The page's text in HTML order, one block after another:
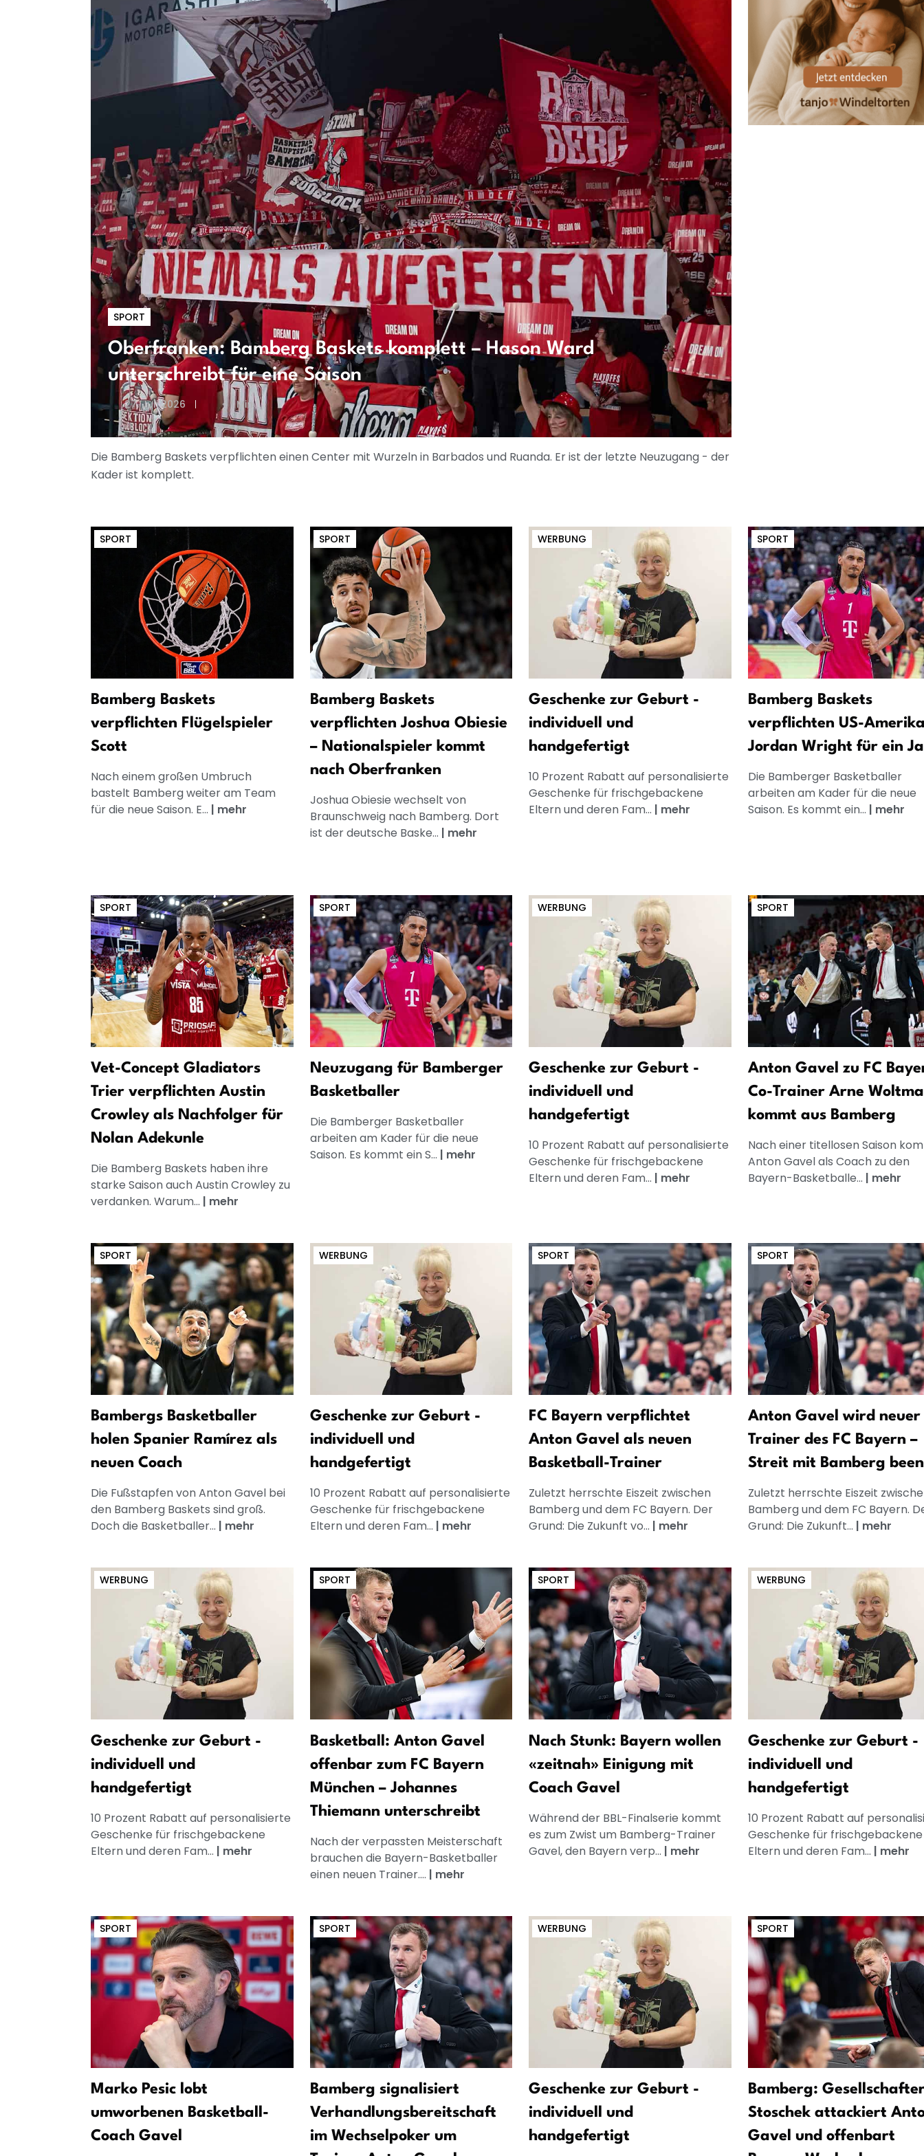
SPORT
Oberfranken: Bamberg Baskets komplett – Hason Ward
unterschreibt für eine Saison
27. Juli 2026 < 1 Min
Die Bamberg Baskets verpflichten einen Center mit Wurzeln in Barbados und Ruanda. Er ist der letzte Neuzugang - der
Kader ist komplett.
SPORT
Bamberg Baskets
verpflichten Flügelspieler
Scott
Nach einem großen Umbruch
bastelt Bamberg weiter am Team
für die neue Saison. E... | mehr
SPORT
Bamberg Baskets
verpflichten Joshua Obiesie
– Nationalspieler kommt
nach Oberfranken
Joshua Obiesie wechselt von
Braunschweig nach Bamberg. Dort
ist der deutsche Baske... | mehr
WERBUNG
Geschenke zur Geburt -
individuell und
handgefertigt
10 Prozent Rabatt auf personalisierte
Geschenke für frischgebackene
Eltern und deren Fam... | mehr
SPORT
Bamberg Baskets
verpflichten US-
Jordan Wright für ein
Die Bamberger Basketballer
arbeiten am Kader für die neue
Saison. Es kommt ein... | mehr
SPORT
Vet-Concept Gladiators
Trier verpflichten Austin
Crowley als Nachfolger für
Nolan Adekunle
Die Bamberg Baskets haben ihre
starke Saison auch Austin Crowley zu
verdanken. Warum... | mehr
SPORT
Neuzugang für Bamberger
Basketballer
Die Bamberger Basketballer
arbeiten am Kader für die neue
Saison. Es kommt ein S... | mehr
WERBUNG
Geschenke zur Geburt -
individuell und
handgefertigt
10 Prozent Rabatt auf personalisierte
Geschenke für frischgebackene
Eltern und deren Fam... | mehr
SPORT
Anton Gavel zu FC
Co-Trainer Arne
kommt aus Bamberg
Nach einer titellosen Saison
Anton Gavel als Coach zu den
Bayern-Basketballe... | mehr
SPORT
Bambergs Basketballer
holen Spanier Ramírez als
neuen Coach
Die Fußstapfen von Anton Gavel bei
den Bamberg Baskets sind groß.
Doch die Basketballer... | mehr
WERBUNG
Geschenke zur Geburt -
individuell und
handgefertigt
10 Prozent Rabatt auf personalisierte
Geschenke für frischgebackene
Eltern und deren Fam... | mehr
SPORT
FC Bayern verpflichtet
Anton Gavel als neuen
Basketball-Trainer
Zuletzt herrschte Eiszeit zwischen
Bamberg und dem FC Bayern. Der
Grund: Die Zukunft vo... | mehr
SPORT
Anton Gavel wird neuer
Trainer des FC Bayern –
Streit mit Bamberg
Zuletzt herrschte Eiszeit
Bamberg und dem FC Bayern.
Grund: Die Zukunft... | mehr
WERBUNG
Geschenke zur Geburt -
individuell und
handgefertigt
10 Prozent Rabatt auf personalisierte
Geschenke für frischgebackene
Eltern und deren Fam... | mehr
SPORT
Basketball: Anton Gavel
offenbar zum FC Bayern
München – Johannes
Thiemann unterschreibt
Nach der verpassten Meisterschaft
brauchen die Bayern-Basketballer
einen neuen Trainer.... | mehr
SPORT
Nach Stunk: Bayern wollen
«zeitnah» Einigung mit
Coach Gavel
Während der BBL-Finalserie kommt
es zum Zwist um Bamberg-Trainer
Gavel, den Bayern verp... | mehr
WERBUNG
Geschenke zur Geburt -
individuell und
handgefertigt
10 Prozent Rabatt auf
Geschenke für frischgebackene
Eltern und deren Fam... | mehr
SPORT
Marko Pesic lobt
umworbenen Basketball-
Coach Gavel
SPORT
Bamberg signalisiert
Verhandlungsbereitschaft
im Wechselpoker um
WERBUNG
Geschenke zur Geburt -
individuell und
handgefertigt
SPORT
Bamberg:
Stoschek attackiert
Gavel und offenbart